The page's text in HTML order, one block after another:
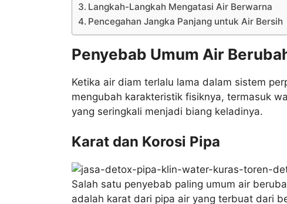
Langkah-Langkah Mengatasi Air Berwarna
Pencegahan Jangka Panjang untuk Air Bersih
Penyebab Umum Air
Ketika air diam terlalu lama dalam sistem
mengubah karakteristik fisiknya, termasuk
yang seringkali menjadi biang keladinya.
Karat dan Korosi Pipa
Salah satu penyebab paling umum air
adalah karat dari pipa air yang terbuat dari